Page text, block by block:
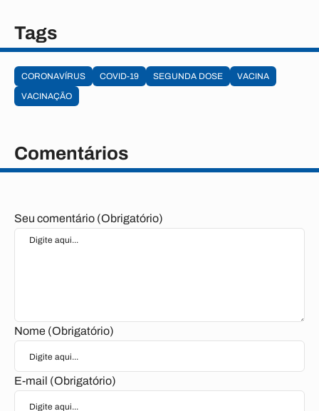
Tags
CORONAVÍRUS COVID-19 SEGUNDA DOSE
VACINA
VACINAÇÃO
Comentários
Seu comentário (Obrigatório)
Nome (Obrigatório)
E-mail (Obrigatório)